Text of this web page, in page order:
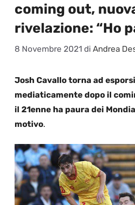
coming out,
rivelazione: “Ho
8 Novembre 2021 di Andrea
Josh Cavallo torna ad esporsi
mediaticamente dopo il
il 21enne ha paura dei
motivo.